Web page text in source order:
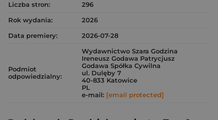
Liczba stron:
296
Rok wydania:
2026
Data premiery:
2026-07-28
Podmiot
odpowiedzialny:
Wydawnictwo Szara Godzina
Ireneusz Godawa Patrycjusz
Godawa Spółka Cywilna
ul. Dulęby 7
40-833 Katowice
PL
e-mail: [email protected]